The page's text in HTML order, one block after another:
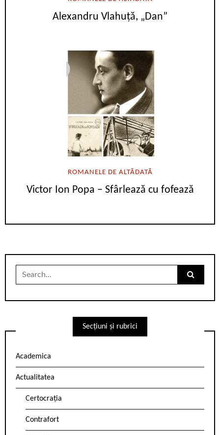
Alexandru Vlahuță, „Dan”
ROMANELE DE ALTĂDATĂ
Victor Ion Popa – Sfârlează cu fofează
Search
Secțiuni și rubrici
Academica
Actualitatea
Certocrația
Contrafort